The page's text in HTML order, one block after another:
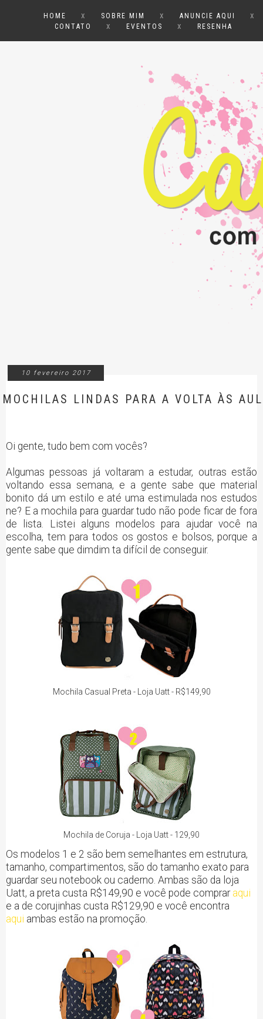
HOME x SOBRE MIM x ANUNCIE AQUI x
CONTATO x EVENTOS x RESENHA
10 fevereiro 2017
MOCHILAS LINDAS PARA A VOLTA ÀS
Oi gente, tudo bem com vocês?
Algumas pessoas já voltaram a estudar, outras estão
voltando essa semana, e a gente sabe que material
bonito dá um estilo e até uma estimulada nos estudos
ne? E a mochila para guardar tudo não pode ficar de fora
de lista. Listei alguns modelos para ajudar você na
escolha, tem para todos os gostos e bolsos, porque a
gente sabe que dimdim ta difícil de conseguir.
Mochila Casual Preta - Loja Uatt - R$149,90
Mochila de Coruja - Loja Uatt - 129,90
Os modelos 1 e 2 são bem semelhantes em estrutura,
tamanho, compartimentos, são do tamanho exato para
guardar seu notebook ou caderno. Ambas são da loja
Uatt, a preta custa R$149,90 e você pode comprar aqui
e a de corujinhas custa R$129,90 e você encontra
aqui ambas estão na promoção.